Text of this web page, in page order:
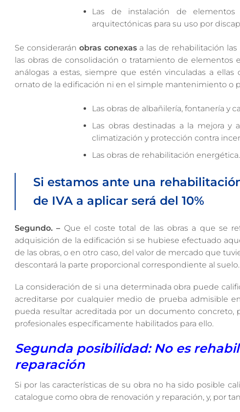
Las de instalación de elementos
arquitectónicas para su uso por
Se consideraránobras conexasa las de rehabilitación
las obras de consolidación o tratamiento de elementos
análogas a estas, siempre que estén vinculadas a
ornato de la edificación ni en el simple mantenimiento o
Las obras de albañilería, fontanería y
Las obras destinadas a la mejora y
climatización y protección contra
Las obras de rehabilitación energética.
Si estamos ante una
de IVA a aplicar será del 10%
Segundo. – Que el coste total de las obras a que se
adquisición de la edificación si se hubiese efectuado
de las obras, o en otro caso, del valor de mercado que
descontará la parte proporcional correspondiente al suelo.
La consideración de si una determinada obra puede
acreditarse por cualquier medio de prueba admisible
pueda resultar acreditada por un documento
profesionales específicamente habilitados para ello.
Segunda posibilidad: No es
reparación
Si por las características de su obra no ha sido posible
catalogue como obra de renovación y reparación, y, por